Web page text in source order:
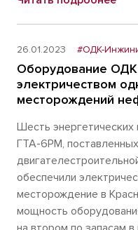
26.01.2023 #ОДК-
Оборудование
электричеством
месторождений
Шесть энергетических
ГТА-6РМ,
обеспечили
месторождение в
мощность